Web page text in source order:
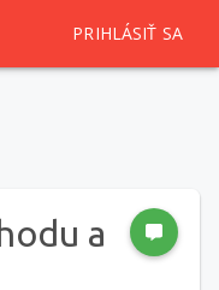
PRIHLÁSIŤ SA
a